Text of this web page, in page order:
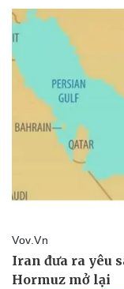
Pháp luật
Tin nóng
Tư vấn luật